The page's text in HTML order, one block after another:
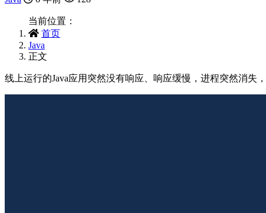
当前位置：
首页
Java
正文
线上运行的Java应用突然没有响应、响应缓慢，进程突然消失